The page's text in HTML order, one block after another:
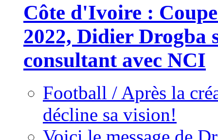
Côte d'Ivoire :
2022, Didier Drogba
consultant avec NCI
Football / Après la
décline sa vision!